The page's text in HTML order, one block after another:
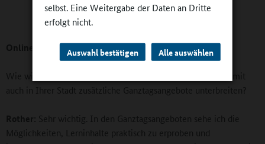
selbst. Eine Weitergabe der Daten an Dritte
erfolgt nicht.
Auswahl bestätigen Alle auswählen
Online-Redaktion:
Wie wichtig finden Sie, dass alle Schulen in Sachsen und damit
auch in Ihrer Stadt zusätzliche Ganztagsangebote unterbreiten?
Rother:
Sehr wichtig. In den Ganztagsangeboten sehe ich die
Möglichkeiten, Lerninhalte praktisch zu erproben und